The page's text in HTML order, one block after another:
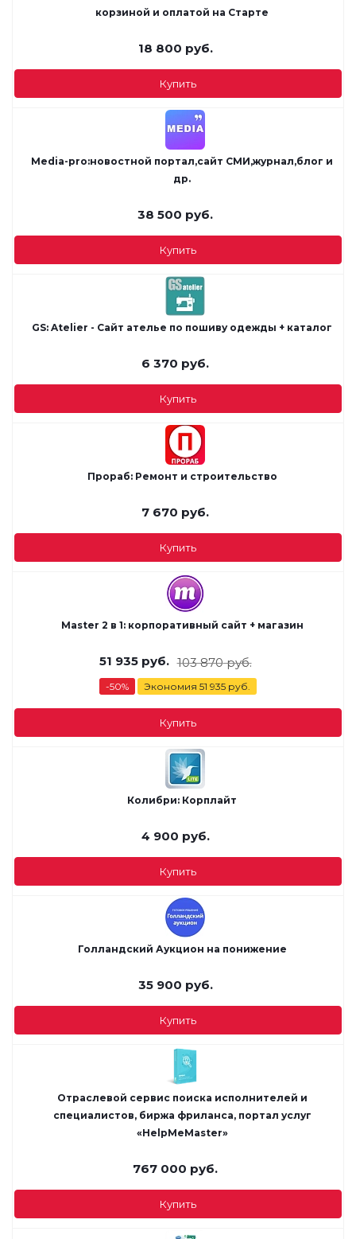
корзиной и оплатой на Старте
18 800 руб.
Купить
Media-pro:новостной портал,сайт СМИ,журнал,блог и
др.
38 500 руб.
Купить
GS: Atelier - Сайт ателье по пошиву одежды + каталог
6 370 руб.
Купить
Прораб: Ремонт и строительство
7 670 руб.
Купить
Master 2 в 1: корпоративный сайт + магазин
51 935руб. 103 870руб.
-50% Экономия 51 935 руб.
Купить
Колибри: Корплайт
4 900 руб.
Купить
Голландский Аукцион на понижение
35 900 руб.
Купить
Отраслевой cервис поиска исполнителей и
специалистов, биржа фриланса, портал услуг
«HelpMeMaster»
767 000 руб.
Купить